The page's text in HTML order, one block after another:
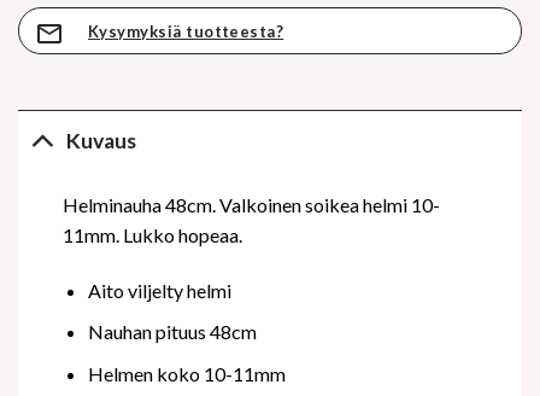
Kysymyksiä tuotteesta?
Kuvaus
Helminauha 48cm. Valkoinen soikea helmi 10-
11mm. Lukko hopeaa.
Aito viljelty helmi
Nauhan pituus 48cm
Helmen koko 10-11mm